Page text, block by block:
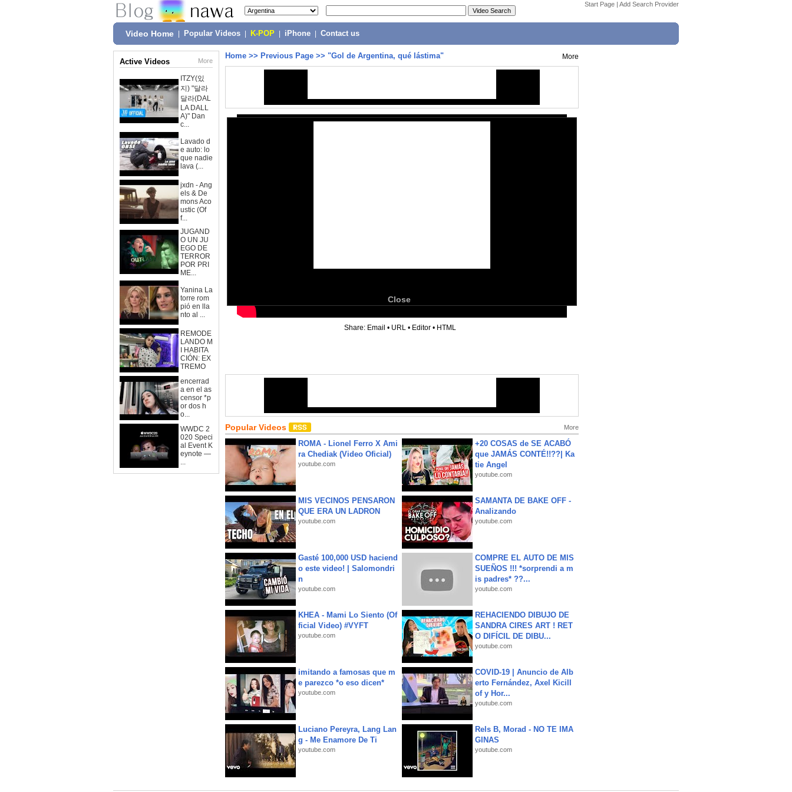
Start Page | Add Search Provider
Video Home Popular Videos K-POP iPhone Contact us
Active Videos More
ITZY(있
지) "달라
달라(DAL
LA DALL
A)" Dan
c...
Lavado d
e auto: lo
que nadie
lava (...
jxdn - Ang
els & De
mons Aco
ustic (Of
f...
JUGAND
O UN JU
EGO DE
TERROR
POR PRI
ME...
Yanina La
torre rom
pió en lla
nto al ...
REMODE
LANDO M
I HABITA
CIÓN: EX
TREMO
encerrad
a en el as
censor *p
or dos h
o...
WWDC 2
020 Speci
al Event K
eynote —
...
Home >> Previous Page >> "Gol de Argentina, qué lástima" More
Close
Share: Email • URL • Editor • HTML
Popular Videos More
ROMA - Lionel Ferro X Ami
ra Chediak (Video Oficial)
youtube.com
+20 COSAS de SE ACABÓ
que JAMÁS CONTÉ!!??| Ka
tie Angel
youtube.com
MIS VECINOS PENSARON
QUE ERA UN LADRON
youtube.com
SAMANTA DE BAKE OFF -
Analizando
youtube.com
Gasté 100,000 USD haciend
o este video! | Salomondri
n
youtube.com
COMPRE EL AUTO DE MIS
SUEÑOS !!! *sorprendi a m
is padres* ??...
youtube.com
KHEA - Mami Lo Siento (Of
ficial Video) #VYFT
youtube.com
REHACIENDO DIBUJO DE
SANDRA CIRES ART ! RET
O DIFÍCIL DE DIBU...
youtube.com
imitando a famosas que m
e parezco *o eso dicen*
youtube.com
COVID-19 | Anuncio de Alb
erto Fernández, Axel Kicill
of y Hor...
youtube.com
Luciano Pereyra, Lang Lan
g - Me Enamore De Ti
youtube.com
Rels B, Morad - NO TE IMA
GINAS
youtube.com